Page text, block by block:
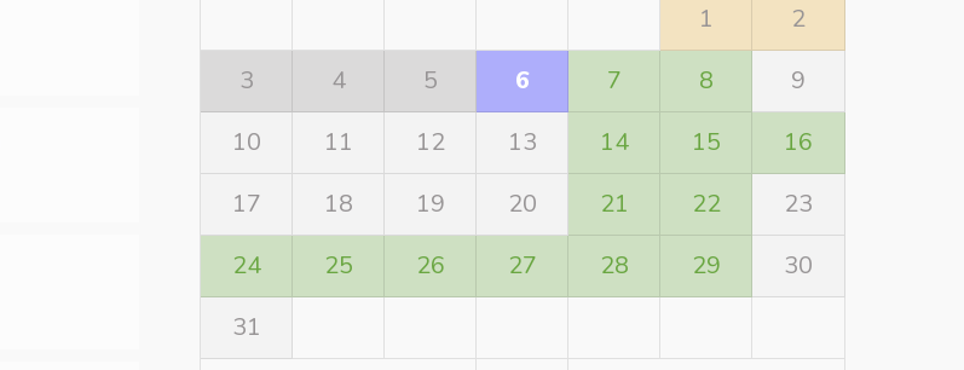
1
2
3
4 5 6 7 8
9
10
11 12 13 14 15
16
17
18 19 20 21 22
23
24
25 26 27 28 29
30
31